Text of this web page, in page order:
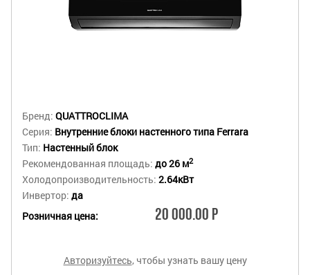
Бренд: QUATTROCLIMA
Серия: Внутренние блоки настенного типа Ferrara
Тип: Настенный блок
Рекомендованная площадь: до 26 м2
Холодопроизводительность: 2.64кВт
Инвертор: да
Розничная цена:
20 000.00 Р
Авторизуйтесь, чтобы узнать вашу цену